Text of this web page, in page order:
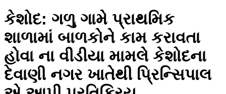
કેશોદ: ગળુ ગામે પ્રાથમિક
શાળામાં બાળકોને કામ કરાવતા
હોવા ના વીડીયા મામલે કેશોદના
દેવાણી નગર ખાતેથી પ્રિન્સિપાલ